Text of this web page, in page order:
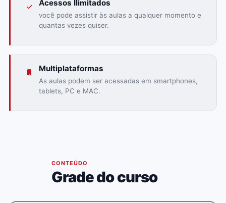
Acessos Ilimitados
você pode assistir às aulas a qualquer momento e
quantas vezes quiser.
Multiplataformas
As aulas podem ser acessadas em smartphones,
tablets, PC e MAC.
CONTEÚDO
Grade do curso